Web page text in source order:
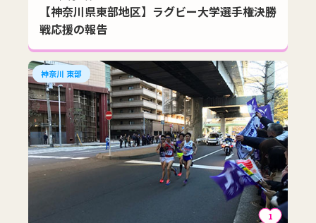
【神奈川県東部地区】ラグビー大学選手権決勝
戦応援の報告
神奈川 東部
1